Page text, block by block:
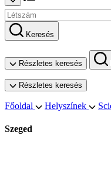
Keresés
Részletes keresés
Részletes keresés
Főoldal Helyszínek
Szeged